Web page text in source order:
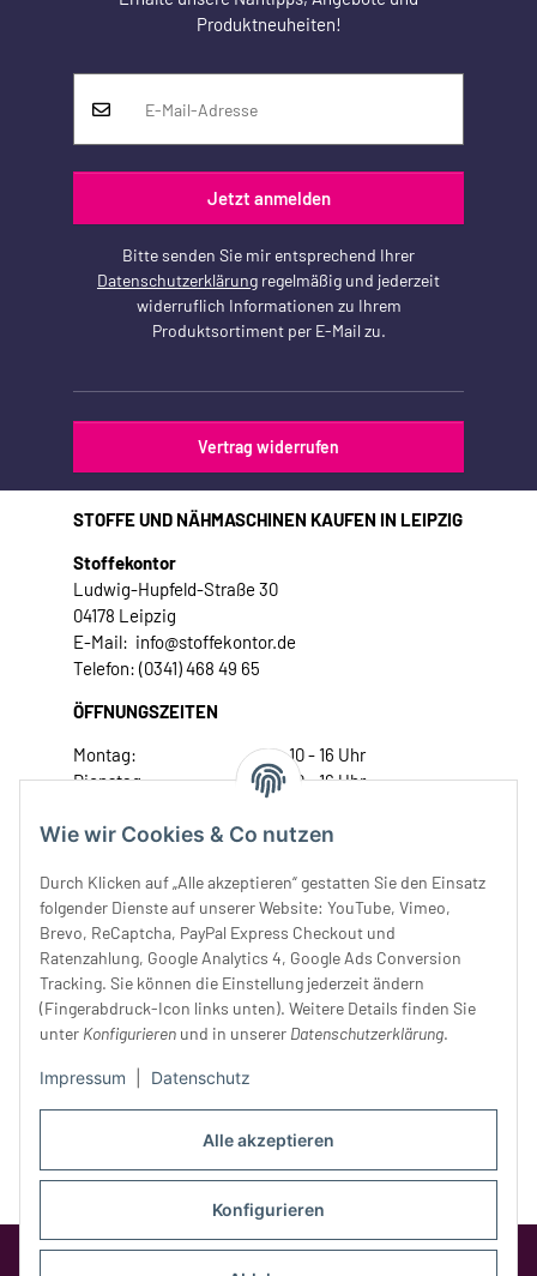
Alle akzeptieren
Konfigurieren
Wie wir Cookies & Co nutzen
Durch Klicken auf „Alle akzeptieren“ gestatten Sie den Einsatz
folgender Dienste auf unserer Website: YouTube, Vimeo,
Brevo, ReCaptcha, PayPal Express Checkout und
Ratenzahlung, Google Analytics 4, Google Ads Conversion
Tracking. Sie können die Einstellung jederzeit ändern
(Fingerabdruck-Icon links unten). Weitere Details finden Sie
unter Konfigurieren und in unserer Datenschutzerklärung.
Impressum Datenschutz
Produktneuheiten!
Jetzt anmelden
Bitte senden Sie mir entsprechend Ihrer
Datenschutzerklärung regelmäßig und jederzeit
widerruflich Informationen zu Ihrem
Produktsortiment per E-Mail zu.
Vertrag widerrufen
STOFFE UND NÄHMASCHINEN KAUFEN IN LEIPZIG
Stoffekontor
Ludwig-Hupfeld-Straße 30
04178 Leipzig
E-Mail: info@stoffekontor.de
Telefon: (0341) 468 49 65
ÖFFNUNGSZEITEN
Montag:
10 - 16 Uhr
Dienstag:
10 - 16 Uhr
Donnerstag:
10 - 18 Uhr
Samstag:
10 - 14 Uhr
Unser Service
Rechtliches
Google Analytics deaktivierenStatus: